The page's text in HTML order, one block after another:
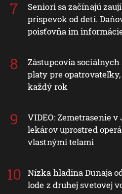
Seniori sa začínajú
príspevok od detí.
poisťovňa im
Zástupcovia
platy pre
každý rok
VIDEO: Zemetrasenie
lekárov uprostred
vlastnými telami
Nízka hladina Dunaja
lode z druhej svetovej